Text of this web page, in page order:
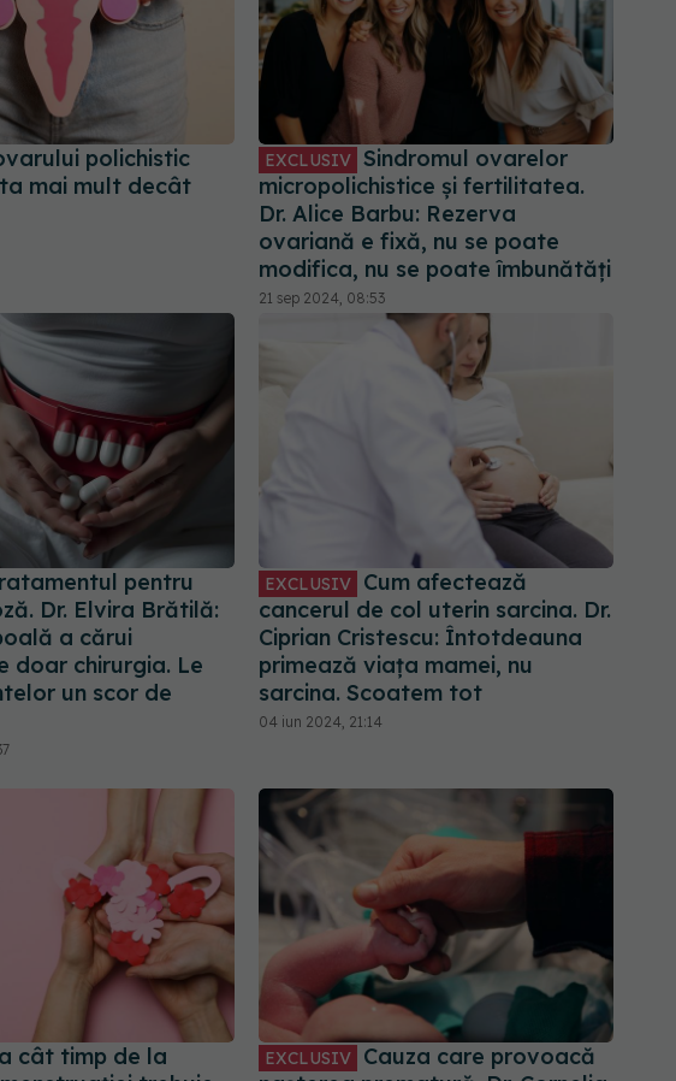
polichistic
mai mult decât
EXCLUSIV Sindromul ovarelor
micropolichistice și fertilitatea.
Dr. Alice Barbu: Rezerva
ovariană e fixă, nu se poate
modifica, nu se poate îmbunătăți
21 sep 2024, 08:53
pentru
Dr. Elvira Brătilă:
a cărui
doar chirurgia. Le
un scor de
EXCLUSIV
Cum afectează
cancerul de col uterin sarcina. Dr.
Ciprian Cristescu: Întotdeauna
primează viața mamei, nu
sarcina. Scoatem tot
04 iun 2024, 21:14
cât timp de la
EXCLUSIV
Cauza care provoacă